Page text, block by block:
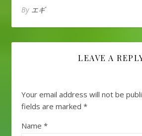
By エギ
LEAVE A
Your email address will not be
fields are marked *
Name *